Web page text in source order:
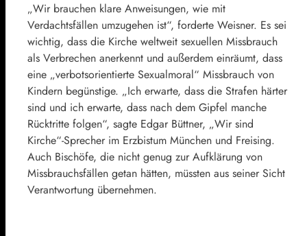
„Wir brauchen klare Anweisungen, wie mit
Verdachtsfällen umzugehen ist“, forderte Weisner. Es sei
wichtig, dass die Kirche weltweit sexuellen Missbrauch
als Verbrechen anerkennt und außerdem einräumt, dass
eine „verbotsorientierte Sexualmoral“ Missbrauch von
Kindern begünstige. „Ich erwarte, dass die Strafen härter
sind und ich erwarte, dass nach dem Gipfel manche
Rücktritte folgen“, sagte Edgar Büttner, „Wir sind
Kirche“-Sprecher im Erzbistum München und Freising.
Auch Bischöfe, die nicht genug zur Aufklärung von
Missbrauchsfällen getan hätten, müssten aus seiner Sicht
Verantwortung übernehmen.